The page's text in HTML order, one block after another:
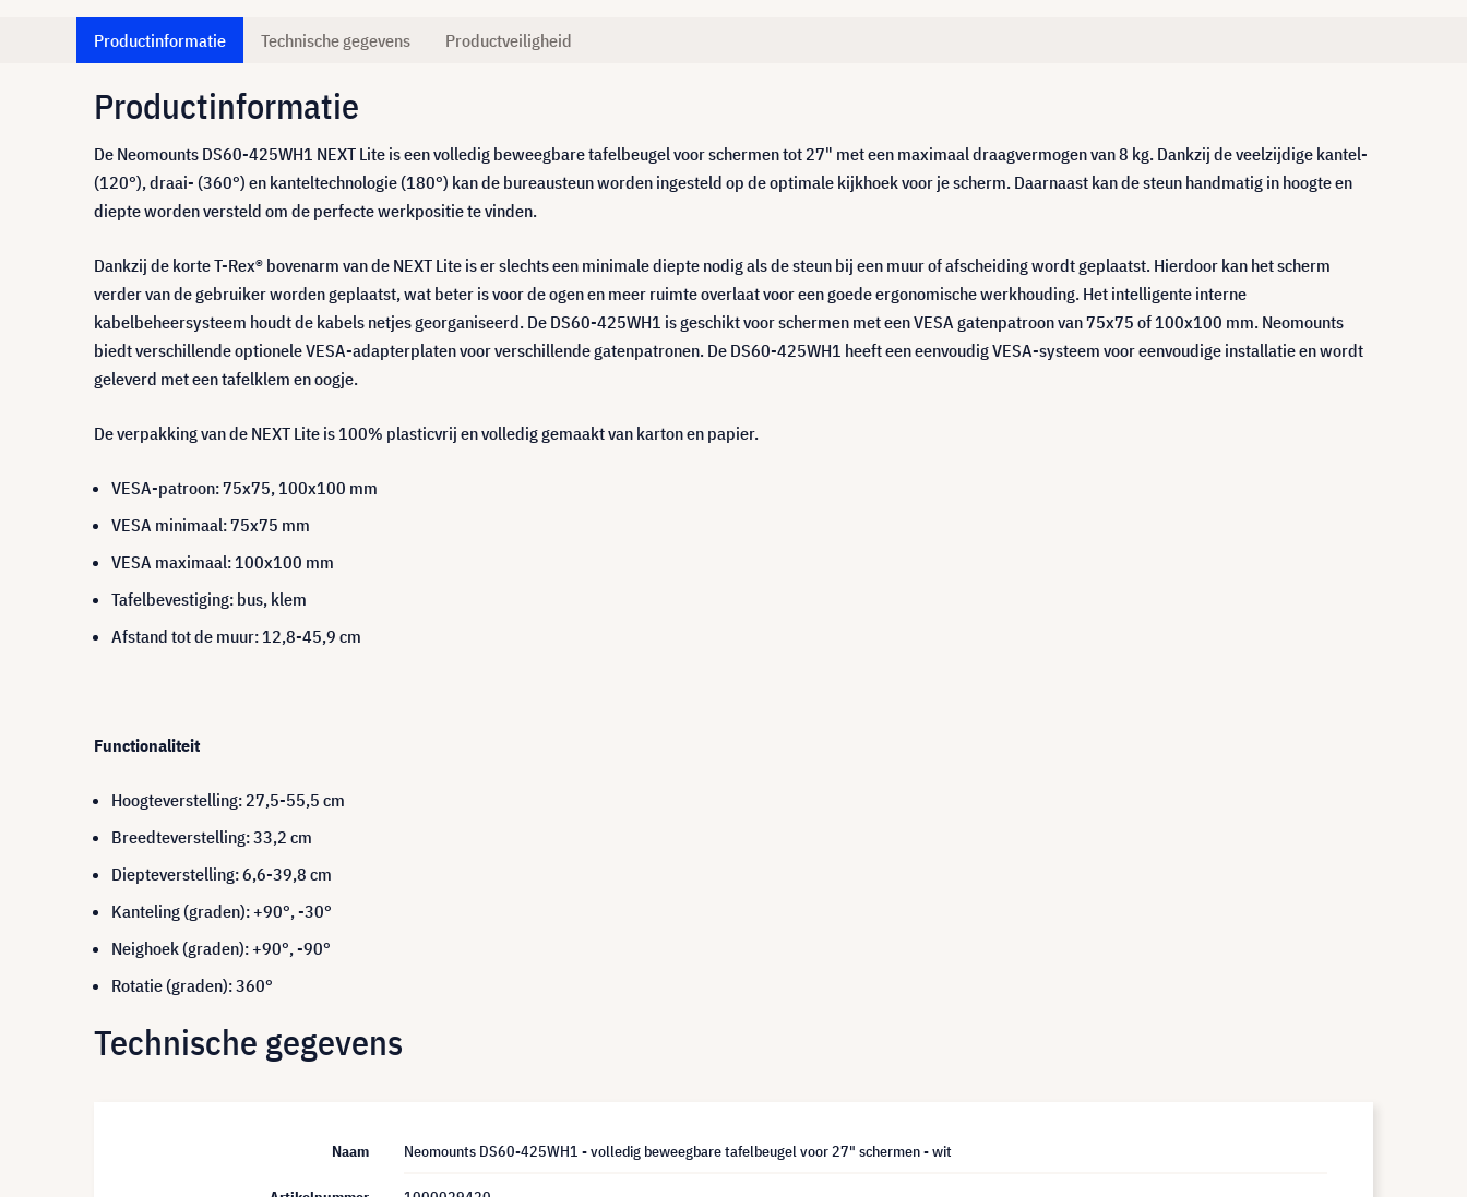
Productinformatie Technische gegevens Productveiligheid
Productinformatie
De Neomounts DS60-425WH1 NEXT Lite is een volledig beweegbare tafelbeugel voor schermen tot 27" met een maximaal draagvermogen van 8 kg. Dankzij de veelzijdige kantel-
(120°), draai- (360°) en kanteltechnologie (180°) kan de bureausteun worden ingesteld op de optimale kijkhoek voor je scherm. Daarnaast kan de steun handmatig in hoogte en
diepte worden versteld om de perfecte werkpositie te vinden.
Dankzij de korte T-Rex® bovenarm van de NEXT Lite is er slechts een minimale diepte nodig als de steun bij een muur of afscheiding wordt geplaatst. Hierdoor kan het scherm
verder van de gebruiker worden geplaatst, wat beter is voor de ogen en meer ruimte overlaat voor een goede ergonomische werkhouding. Het intelligente interne
kabelbeheersysteem houdt de kabels netjes georganiseerd. De DS60-425WH1 is geschikt voor schermen met een VESA gatenpatroon van 75x75 of 100x100 mm. Neomounts
biedt verschillende optionele VESA-adapterplaten voor verschillende gatenpatronen. De DS60-425WH1 heeft een eenvoudig VESA-systeem voor eenvoudige installatie en wordt
geleverd met een tafelklem en oogje.
De verpakking van de NEXT Lite is 100% plasticvrij en volledig gemaakt van karton en papier.
VESA-patroon: 75x75, 100x100 mm
VESA minimaal: 75x75 mm
VESA maximaal: 100x100 mm
Tafelbevestiging: bus, klem
Afstand tot de muur: 12,8-45,9 cm
Functionaliteit
Hoogteverstelling: 27,5-55,5 cm
Breedteverstelling: 33,2 cm
Diepteverstelling: 6,6-39,8 cm
Kanteling (graden): +90°, -30°
Neighoek (graden): +90°, -90°
Rotatie (graden): 360°
Technische gegevens
Naam Neomounts DS60-425WH1 - volledig beweegbare tafelbeugel voor 27" schermen - wit